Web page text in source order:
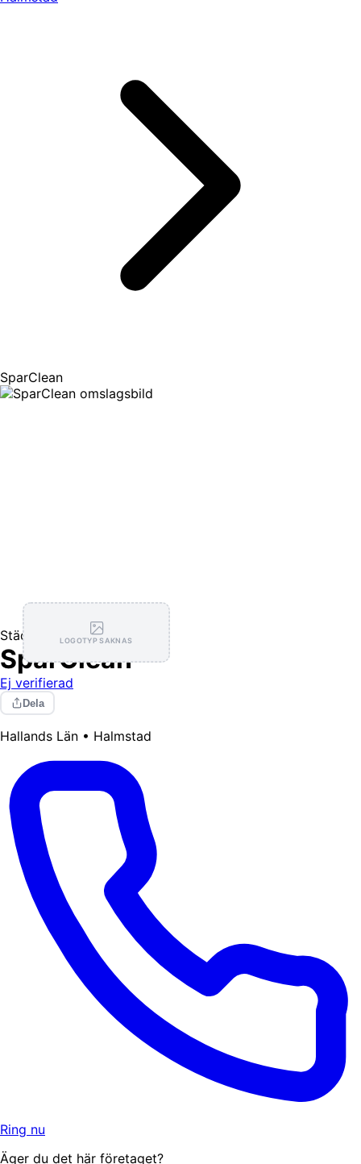
SparClean
LOGOTYP SAKNAS
Städning
SparClean
Ej verifierad
Dela
Hallands Län • Halmstad
Ring nu
Äger du det här företaget?